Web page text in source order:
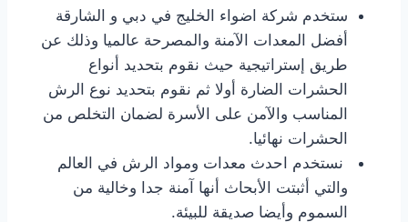
ستخدم شركة اضواء الخليج في دبي و الشارقة
أفضل المعدات الآمنة والمصرحة عالميا وذلك عن
طريق إستراتيجية حيث نقوم بتحديد أنواع
الحشرات الضارة أولا ثم نقوم بتحديد نوع الرش
المناسب والآمن على الأسرة لضمان التخلص من
الحشرات نهائيا.
نستخدم احدث معدات ومواد الرش في العالم
والتي أثبتت الأبحاث أنها آمنة جدا وخالية من
السموم وأيضا صديقة للبيئة.